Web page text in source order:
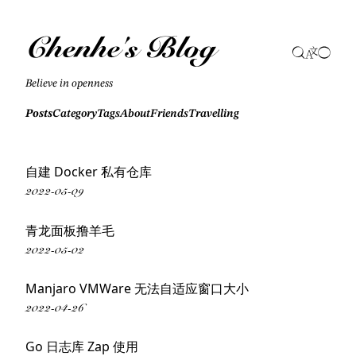
Chenhe's Blog
Believe in openness
PostsCategoryTagsAboutFriendsTravelling
自建 Docker 私有仓库
2022-05-09
青龙面板撸羊毛
2022-05-02
Manjaro VMWare 无法自适应窗口大小
2022-04-26
Go 日志库 Zap 使用